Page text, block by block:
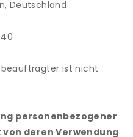
Deutschland
ist nicht
personenbezogener
von deren Verwendung